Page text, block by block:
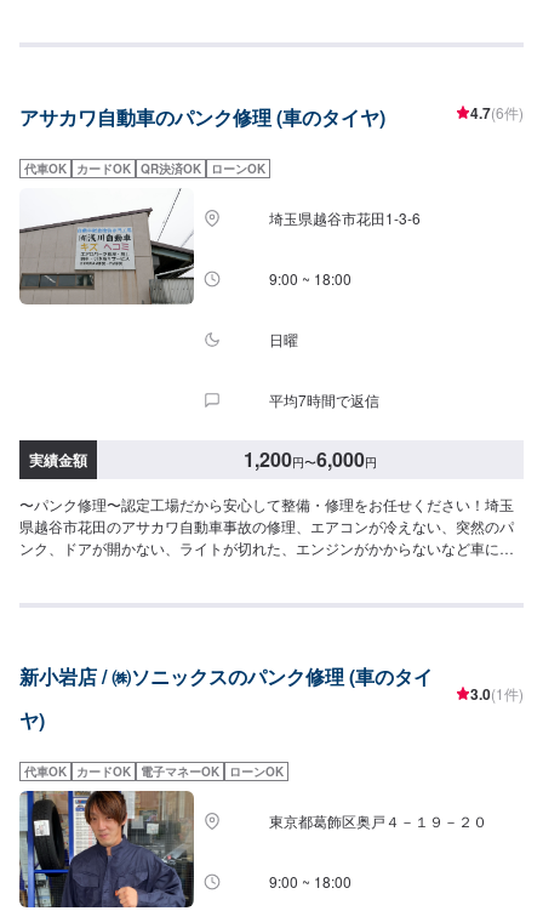
アサカワ自動車のパンク修理 (車のタイヤ) 4.7(6件)
代車OK カードOK QR決済OK ローンOK
埼玉県越谷市花田1-3-6
9:00 ~ 18:00
日曜
平均7時間で返信
実績金額 1,200円〜6,000円
〜パンク修理〜認定工場だから安心して整備・修理をお任せください！埼玉
県越谷市花田のアサカワ自動車事故の修理、エアコンが冷えない、突然のパ
ンク、ドアが開かない、ライトが切れた、エンジンがかからないなど車に関
強み/●関東運輸局の"認証工場"国が指定した車の点検整備や修理を自社で行い
リット車・電気自動車の取扱工場です。（労働安全衛生法第59条で規定の
『低圧電気取扱特別教育実施工場』）●最新の設備と有資格者「指定工場」な
らではの、最新の設備と国家資格を持ったプロのスタッフが、あなたのお車
のお持ち込みは可能です！ご希望の方はオファーをお送りいただく際に、パ
ーツの詳細とお車の車検証、または車種情報をお送りください。場合によっ
ては対応できかねることもございますので、あらかじめご了承ください。\代
車について/作業中は代車をお出しすることも可能ですので、ご希望の方はお
気軽にお申し付けください。※燃料代はお客さま負担となります。\営業時
間・定休日/営業時間：8:45～18:00定休日：日曜日
新小岩店 / ㈱ソニックスのパンク修理 (車のタイ
ヤ)
3.0(1件)
代車OK カードOK 電子マネーOK ローンOK
東京都葛飾区奥戸４－１９－２０
9:00 ~ 18:00